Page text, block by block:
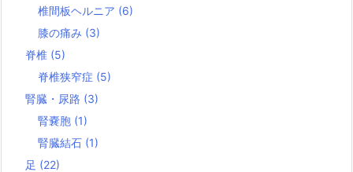
椎間板ヘルニア (6)
膝の痛み (3)
脊椎 (5)
脊椎狭窄症 (5)
腎臓・尿路 (3)
腎嚢胞 (1)
腎臓結石 (1)
足 (22)